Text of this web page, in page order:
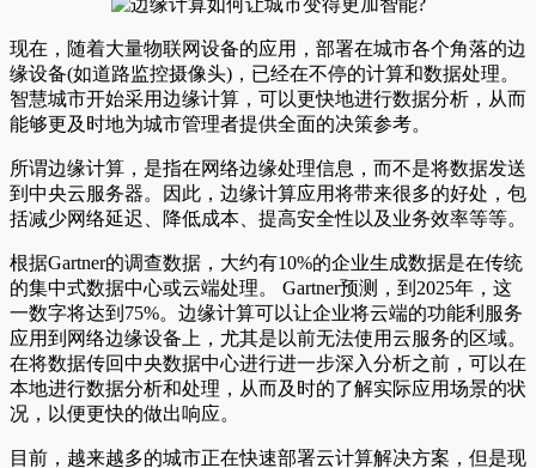
现在，随着大量物联网设备的应用，部署在城市各个角落的边
缘设备(如道路监控摄像头)，已经在不停的计算和数据处理。
智慧城市开始采用边缘计算，可以更快地进行数据分析，从而
能够更及时地为城市管理者提供全面的决策参考。
所谓边缘计算，是指在网络边缘处理信息，而不是将数据发送
到中央云服务器。因此，边缘计算应用将带来很多的好处，包
括减少网络延迟、降低成本、提高安全性以及业务效率等等。
根据Gartner的调查数据，大约有10%的企业生成数据是在传统
的集中式数据中心或云端处理。 Gartner预测，到2025年，这
一数字将达到75%。边缘计算可以让企业将云端的功能利服务
应用到网络边缘设备上，尤其是以前无法使用云服务的区域。
在将数据传回中央数据中心进行进一步深入分析之前，可以在
本地进行数据分析和处理，从而及时的了解实际应用场景的状
况，以便更快的做出响应。
目前，越来越多的城市正在快速部署云计算解决方案，但是现